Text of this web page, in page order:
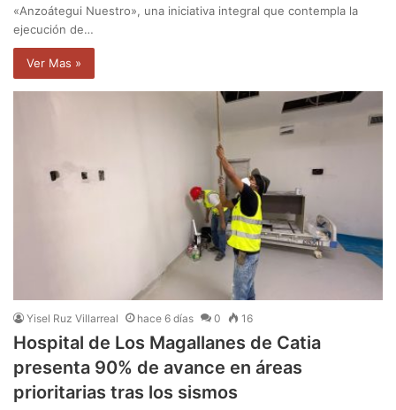
«Anzoátegui Nuestro», una iniciativa integral que contempla la
ejecución de…
Ver Mas »
Yisel Ruz Villarreal hace 6 días 0 16
Hospital de Los Magallanes de Catia
presenta 90% de avance en áreas
prioritarias tras los sismos